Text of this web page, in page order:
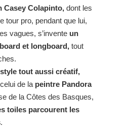
Casey Colapinto, dont les
tour pro, pendant que lui,
vagues, s’invente un
et longboard, tout
tout aussi créatif,
de la peintre Pandora
de la Côtes des Basques,
toiles parcourent les
.